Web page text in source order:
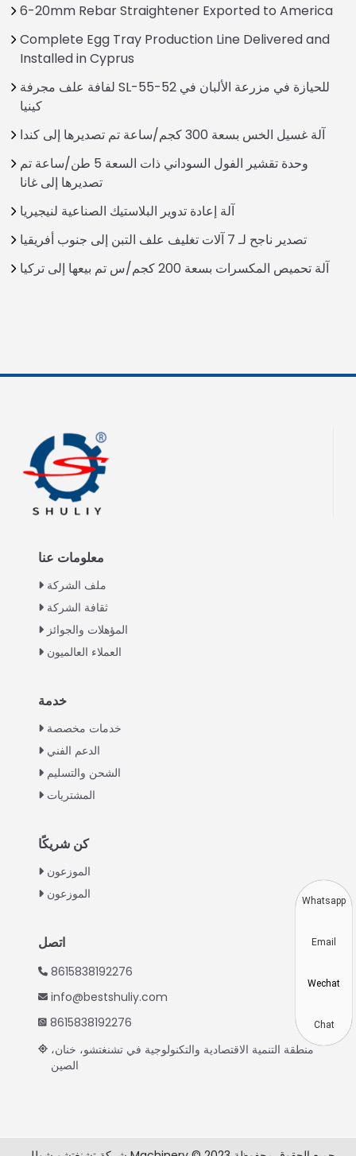
6-20mm Rebar Straightener Exported to America
Complete Egg Tray Production Line Delivered and
Installed in Cyprus
لفافة علف مجرفة SL-55-52 للحيازة في مزرعة الألبان في
كينيا
آلة غسيل الخس بسعة 300 كجم/ساعة تم تصديرها إلى كندا
وحدة تقشير الفول السوداني ذات السعة 5 طن/ساعة تم
تصديرها إلى غانا
آلة إعادة تدوير البلاستيك الصناعية لنيجيريا
تصدير ناجح لـ 7 آلات تغليف علف التبن إلى جنوب أفريقيا
آلة تحميص المكسرات بسعة 200 كجم/س تم بيعها إلى تركيا
معلومات عنا
ملف الشركة
ثقافة الشركة
المؤهلات والجوائز
العملاء العالميون
خدمة
خدمات مخصصة
الدعم الفني
الشحن والتسليم
المشتريات
كن شريكًا
الموزعون
الموزعون
اتصل
8615838192276
info@bestshuliy.com
8615838192276
منطقة التنمية الاقتصادية والتكنولوجية في تشنغتشو، خنان،
الصين
Russian
Spanish
Chinese
Hindi
Korean
Vietnamese
Thai
Indonesian
Swahili
Greek
Whatsapp
Email
Wechat
Chat